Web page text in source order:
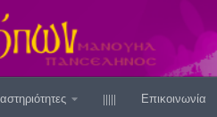
||||| Επικοινωνία